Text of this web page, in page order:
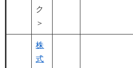
ク
＞
株
式